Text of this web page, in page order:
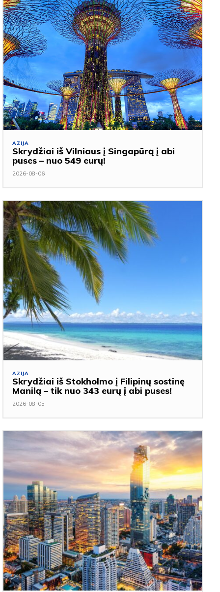
AZIJA
Skrydžiai iš Vilniaus į Singapūrą į abi
puses – nuo 549 eurų!
2026-08-06
AZIJA
Skrydžiai iš Stokholmo į Filipinų sostinę
Manilą – tik nuo 343 eurų į abi puses!
2026-08-05